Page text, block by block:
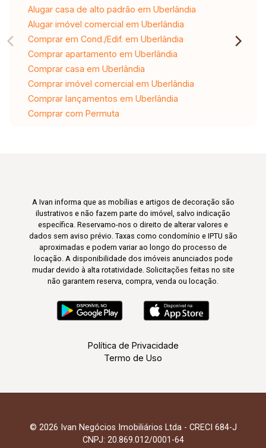
Alugar casa de alto padrão em Uberlândia
Alugar imóvel comercial em Uberlândia
Comprar em Cond./Edif. em Uberlândia
Comprar apartamento em Uberlândia
Comprar casa em Uberlândia
Comprar imóvel comercial em Uberlândia
Comprar lançamentos em Uberlândia
Comprar com Permuta
A Ivan informa que as mobílias e artigos de decoração são
ilustrativos e não fazem parte do imóvel, salvo indicação
específica. Reservamo-nos o direito de alterar valores e
dados sem aviso prévio. Taxas como condomínio e IPTU são
aproximadas e podem variar ao longo do processo de
locação. A disponibilidade dos imóveis anunciados pode
mudar devido à alta rotatividade. Solicitações feitas no site
não garantem reserva, compra, venda ou locação.
Política de Privacidade
Termo de Uso
© 2026 Ivan Negócios Imobiliários Ltda - CRECI 684-J
CNPJ: 20.869.012/0001-64